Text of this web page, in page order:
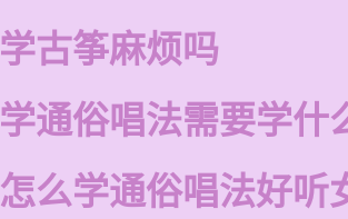
学古筝麻烦吗
学通俗唱法需要学什
怎么学通俗唱法好听